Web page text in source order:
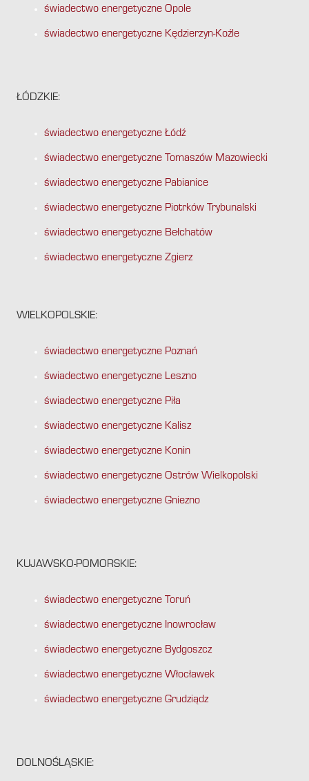
świadectwo energetyczne Opole
świadectwo energetyczne Kędzierzyn-Koźle
ŁÓDZKIE:
świadectwo energetyczne Łódź
świadectwo energetyczne Tomaszów Mazowiecki
świadectwo energetyczne Pabianice
świadectwo energetyczne Piotrków Trybunalski
świadectwo energetyczne Bełchatów
świadectwo energetyczne Zgierz
WIELKOPOLSKIE:
świadectwo energetyczne Poznań
świadectwo energetyczne Leszno
świadectwo energetyczne Piła
świadectwo energetyczne Kalisz
świadectwo energetyczne Konin
świadectwo energetyczne Ostrów Wielkopolski
świadectwo energetyczne Gniezno
KUJAWSKO-POMORSKIE:
świadectwo energetyczne Toruń
świadectwo energetyczne Inowrocław
świadectwo energetyczne Bydgoszcz
świadectwo energetyczne Włocławek
świadectwo energetyczne Grudziądz
DOLNOŚLĄSKIE: